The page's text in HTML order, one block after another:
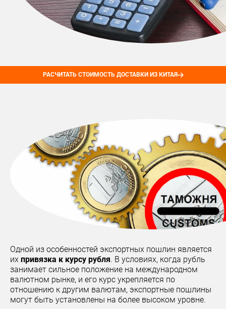
РАСЧИТАТЬ СТОИМОСТЬ ДОСТАВКИ ИЗ КИТАЯ
Одной из особенностей экспортных пошлин является
их привязка к курсу рубля. В условиях, когда рубль
занимает сильное положение на международном
валютном рынке, и его курс укрепляется по
отношению к другим валютам, экспортные пошлины
могут быть установлены на более высоком уровне.